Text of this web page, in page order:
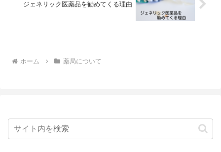
ジェネリック医薬品を勧めてくる理由
ホーム 薬局について